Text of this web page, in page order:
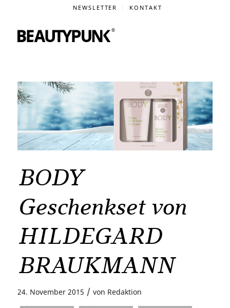
NEWSLETTER KONTAKT
BODY
Geschenkset von
HILDEGARD
BRAUKMANN
24. November 2015 / von Redaktion